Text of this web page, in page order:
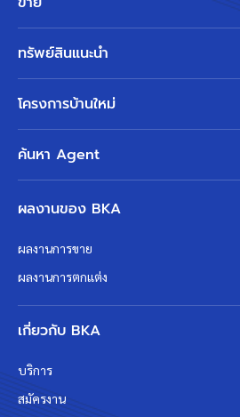
ทรัพย์สินแนะนำ
โครงการบ้านใหม่
ค้นหา Agent
ผลงานของ BKA
ผลงานการขาย
ผลงานการตกแต่ง
เกี่ยวกับ BKA
บริการ
สมัครงาน